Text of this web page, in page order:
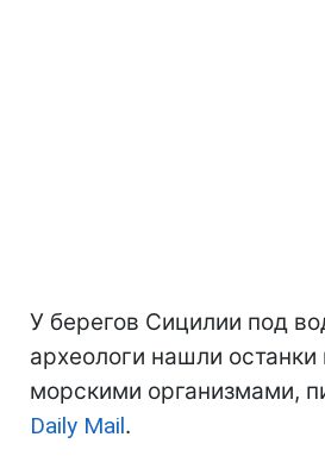
У берегов Сицилии под
археологи нашли останки
морскими организмами,
Daily Mail.